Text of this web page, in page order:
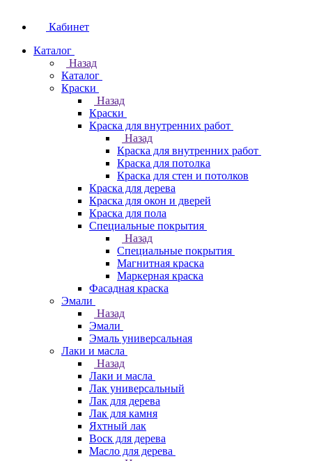
Кабинет
Каталог
Назад
Каталог
Краски
Назад
Краски
Краска для внутренних работ
Назад
Краска для внутренних работ
Краска для потолка
Краска для стен и потолков
Краска для дерева
Краска для окон и дверей
Краска для пола
Специальные покрытия
Назад
Специальные покрытия
Магнитная краска
Маркерная краска
Фасадная краска
Эмали
Назад
Эмали
Эмаль универсальная
Лаки и масла
Назад
Лаки и масла
Лак универсальный
Лак для дерева
Лак для камня
Яхтный лак
Воск для дерева
Масло для дерева